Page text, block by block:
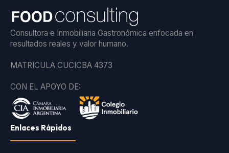
Consultora e Inmobiliaria Gastronómica enfocada en
resultados reales y valor humano.
MATRICULA CUCICBA 4373
CON EL APOYO DE:
Enlaces Rápidos